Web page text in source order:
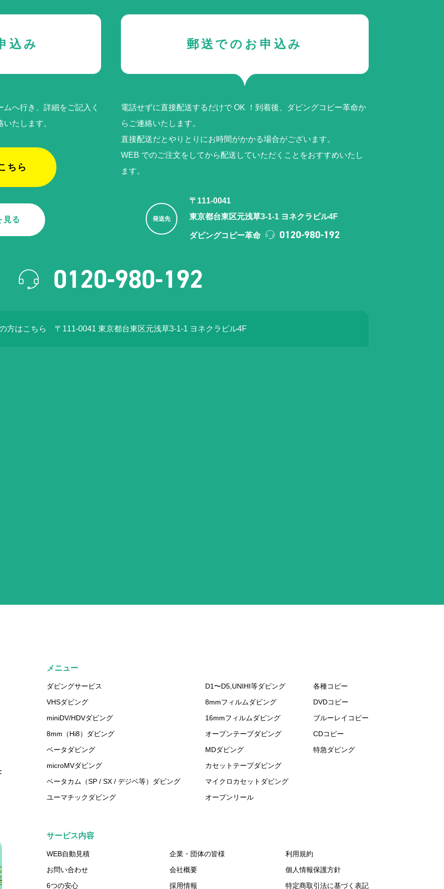
込み
へ行き、詳細をご記入く
たします。
ちら
見る
郵送でのお申込み
電話せずに直接配送するだけで OK ！到着後、ダビングコピー革命か
らご連絡いたします。
直接配送だとやりとりにお時間がかかる場合がございます。
WEB でのご注⽂をしてから配送していただくことをおすすめいたし
ます。
発送先
〒111-0041
東京都台東区元浅草3-1-1 ヨネクラビル4F
ダビングコピー革命 0120-980-192
0120-980-192
方はこちら 〒111-0041 東京都台東区元浅草3-1-1 ヨネクラビル4F
メニュー
ダビングサービス
VHSダビング
miniDV/HDVダビング
8mm（Hi8）ダビング
ベータダビング
microMVダビング
ベータカム（SP / SX / デジベ等）ダビング
ユーマチックダビング
D1〜D5,UNIHI等ダビング
8mmフィルムダビング
16mmフィルムダビング
オープンテープダビング
MDダビング
カセットテープダビング
マイクロカセットダビング
オープンリール
各種コピー
DVDコピー
ブルーレイコピー
CDコピー
特急ダビング
サービス内容
WEB自動見積
お問い合わせ
6つの安心
企業・団体の皆様
会社概要
採用情報
利用規約
個人情報保護方針
特定商取引法に基づく表記